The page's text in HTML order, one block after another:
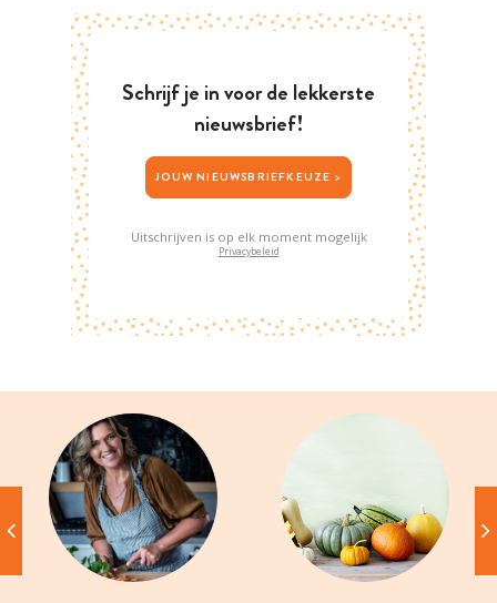
Schrijf je in voor de lekkerste
nieuwsbrief!
JOUW NIEUWSBRIEFKEUZE >
Uitschrijven is op elk moment mogelijk
Privacybeleid